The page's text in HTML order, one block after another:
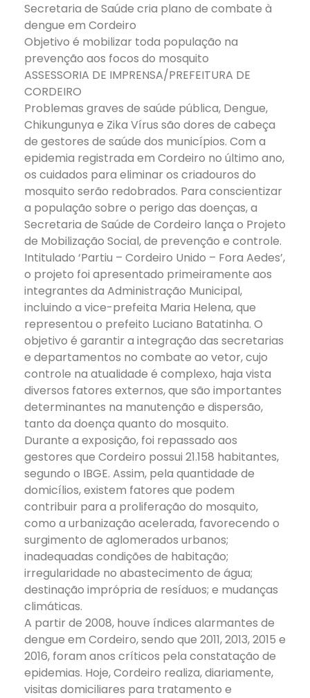
Secretaria de Saúde cria plano de combate à
dengue em Cordeiro
Objetivo é mobilizar toda população na
prevenção aos focos do mosquito
ASSESSORIA DE IMPRENSA/PREFEITURA DE
CORDEIRO
Problemas graves de saúde pública, Dengue,
Chikungunya e Zika Vírus são dores de cabeça
de gestores de saúde dos municípios. Com a
epidemia registrada em Cordeiro no último ano,
os cuidados para eliminar os criadouros do
mosquito serão redobrados. Para conscientizar
a população sobre o perigo das doenças, a
Secretaria de Saúde de Cordeiro lança o Projeto
de Mobilização Social, de prevenção e controle.
Intitulado ‘Partiu – Cordeiro Unido – Fora Aedes’,
o projeto foi apresentado primeiramente aos
integrantes da Administração Municipal,
incluindo a vice-prefeita Maria Helena, que
representou o prefeito Luciano Batatinha. O
objetivo é garantir a integração das secretarias
e departamentos no combate ao vetor, cujo
controle na atualidade é complexo, haja vista
diversos fatores externos, que são importantes
determinantes na manutenção e dispersão,
tanto da doença quanto do mosquito.
Durante a exposição, foi repassado aos
gestores que Cordeiro possui 21.158 habitantes,
segundo o IBGE. Assim, pela quantidade de
domicílios, existem fatores que podem
contribuir para a proliferação do mosquito,
como a urbanização acelerada, favorecendo o
surgimento de aglomerados urbanos;
inadequadas condições de habitação;
irregularidade no abastecimento de água;
destinação imprópria de resíduos; e mudanças
climáticas.
A partir de 2008, houve índices alarmantes de
dengue em Cordeiro, sendo que 2011, 2013, 2015 e
2016, foram anos críticos pela constatação de
epidemias. Hoje, Cordeiro realiza, diariamente,
visitas domiciliares para tratamento e